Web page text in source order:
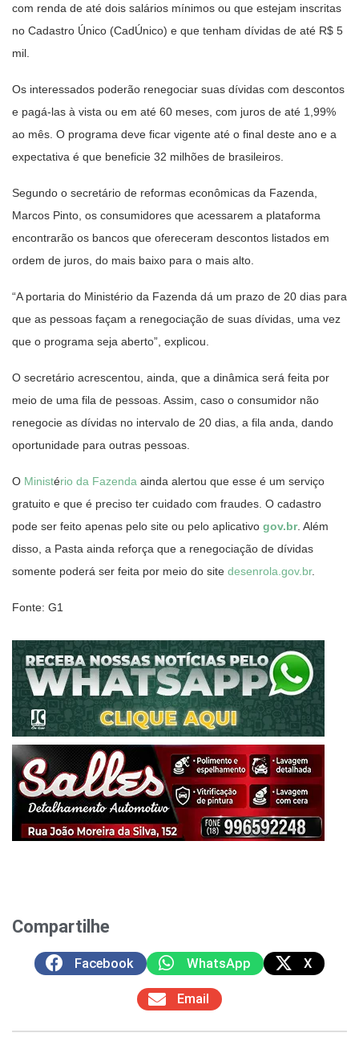
com renda de até dois salários mínimos ou que estejam inscritas
no Cadastro Único (CadÚnico) e que tenham dívidas de até R$ 5
mil.
Os interessados poderão renegociar suas dívidas com descontos
e pagá-las à vista ou em até 60 meses, com juros de até 1,99%
ao mês. O programa deve ficar vigente até o final deste ano e a
expectativa é que beneficie 32 milhões de brasileiros.
Segundo o secretário de reformas econômicas da Fazenda,
Marcos Pinto, os consumidores que acessarem a plataforma
encontrarão os bancos que ofereceram descontos listados em
ordem de juros, do mais baixo para o mais alto.
“A portaria do Ministério da Fazenda dá um prazo de 20 dias para
que as pessoas façam a renegociação de suas dívidas, uma vez
que o programa seja aberto”, explicou.
O secretário acrescentou, ainda, que a dinâmica será feita por
meio de uma fila de pessoas. Assim, caso o consumidor não
renegocie as dívidas no intervalo de 20 dias, a fila anda, dando
oportunidade para outras pessoas.
O Ministério da Fazenda ainda alertou que esse é um serviço
gratuito e que é preciso ter cuidado com fraudes. O cadastro
pode ser feito apenas pelo site ou pelo aplicativo gov.br. Além
disso, a Pasta ainda reforça que a renegociação de dívidas
somente poderá ser feita por meio do site desenrola.gov.br.
Fonte: G1
Compartilhe
Facebook WhatsApp X
Email